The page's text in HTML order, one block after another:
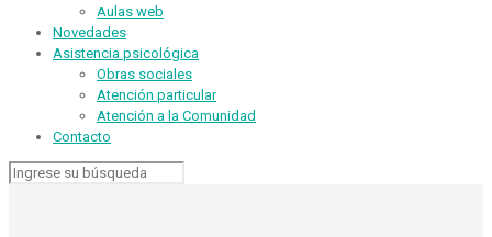
Aulas web
Novedades
Asistencia psicológica
Obras sociales
Atención particular
Atención a la Comunidad
Contacto